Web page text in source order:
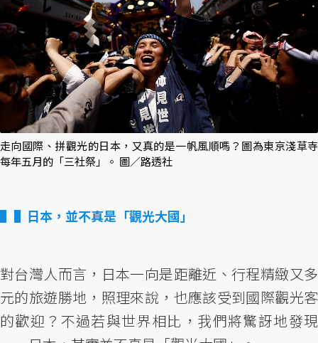
走向國際、拼觀光的日本，又真的是一帆風順嗎？圖為東京淺草寺
每年五月的「三社祭」。 圖／路透社
▌日本，並不真是「觀光大國」
對台灣人而言，日本一向是距離近、行程精緻又多
元的旅遊勝地，照理來說，也應該受到國際觀光客
的歡迎？不過若與世界相比，我們將驚訝地發現